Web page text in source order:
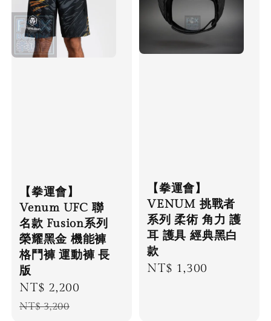
【拳運會】
Venum UFC 聯
名款 Fusion系列
榮耀黑金 機能褲
格鬥褲 運動褲 長
版
Sale
price
NT$ 2,200
NT$ 3,200
【拳運會】
VENUM 挑戰者
系列 柔術 角力 護
耳 護具 經典黑白
款
Regular
NT$ 1,300